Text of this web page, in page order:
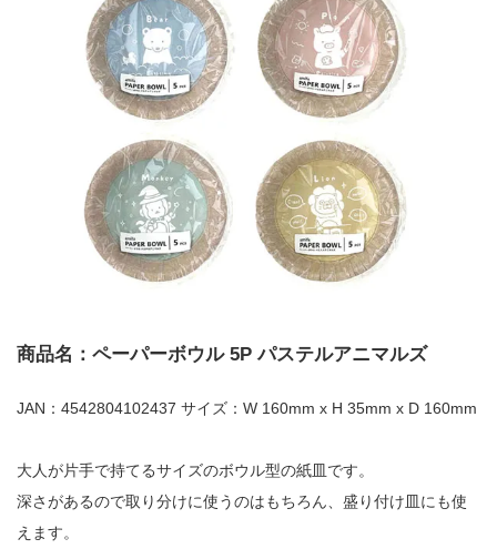
商品名：ペーパーボウル 5P パステルアニマルズ
JAN：4542804102437 サイズ：W 160mm x H 35mm x D 160mm
大人が片手で持てるサイズのボウル型の紙皿です。
深さがあるので取り分けに使うのはもちろん、盛り付け皿にも使
えます。